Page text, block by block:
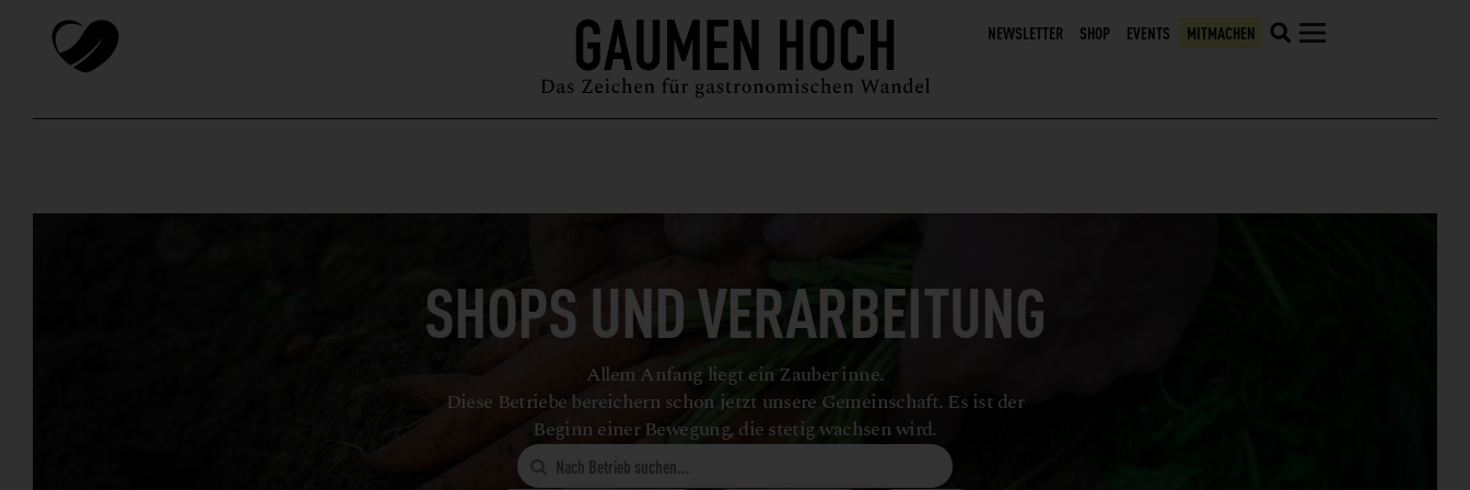
NEWSLETTER SHOP EVENTS MITMACHEN
MAGAZIN GUIDE PODCAST ÜBER UNS SYMPOSIUM
SHOPS UND VERARBEITUNG
Allem Anfang liegt ein Zauber inne.
Diese Betriebe bereichern schon jetzt unsere Gemeinschaft. Es ist der
Beginn einer Bewegung, die stetig wachsen wird.
